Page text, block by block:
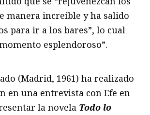
manera increíble y ha salido
para ir a los bares”, lo cual
esplendoroso”.
(Madrid, 1961) ha realizado
en una entrevista con Efe en
la novela Todo lo